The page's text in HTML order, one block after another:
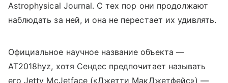
Astrophysical Journal. С тех пор они продолжают
наблюдать за ней, и она не перестает их удивлять.
Официальное научное название объекта —
AT2018hyz, хотя Сендес предпочитает называть
его Jetty McJetface («Джетти МакДжетфейс») —